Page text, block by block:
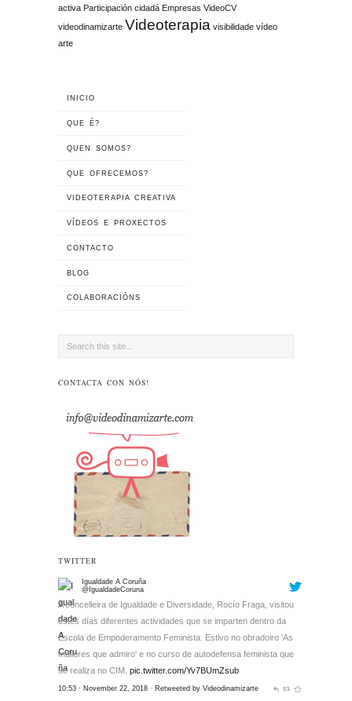
activa Participación cidadá Empresas VideoCV
videodinamizarte Videoterapia visibilidade vídeo
arte
INICIO
QUE É?
QUEN SOMOS?
QUE OFRECEMOS?
VIDEOTERAPIA CREATIVA
VÍDEOS E PROXECTOS
CONTACTO
BLOG
COLABORACIÓNS
CONTACTA CON NÓS!
TWITTER
Igualdade A Coruña
@IgualdadeCoruna
A concelleira de Igualdade e Diversidade, Rocío Fraga, visitou
estes días diferentes actividades que se imparten dentro da
Escola de Empoderamento Feminista. Estivo no obradoiro 'As
mulleres que admiro' e no curso de autodefensa feminista que
se realiza no CIM. pic.twitter.com/Yv7BUmZsub
10:53 · November 22, 2018 · Retweeted by Videodinamizarte